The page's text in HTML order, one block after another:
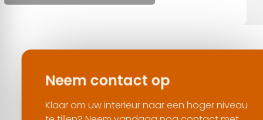
Neem contact op
Klaar om uw interieur naar een hoger niveau